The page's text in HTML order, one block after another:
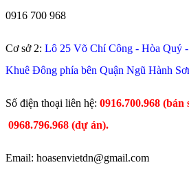
0916 700 968
Cơ sở 2: Lô 25 Võ Chí Công - Hòa Quý
Khuê Đông phía bên Quận Ngũ Hành
​Số điện thoại liên hệ: 0916.700.968 (bán
0968.796.968 (dự án).
Email: hoasenvietdn@gmail.com